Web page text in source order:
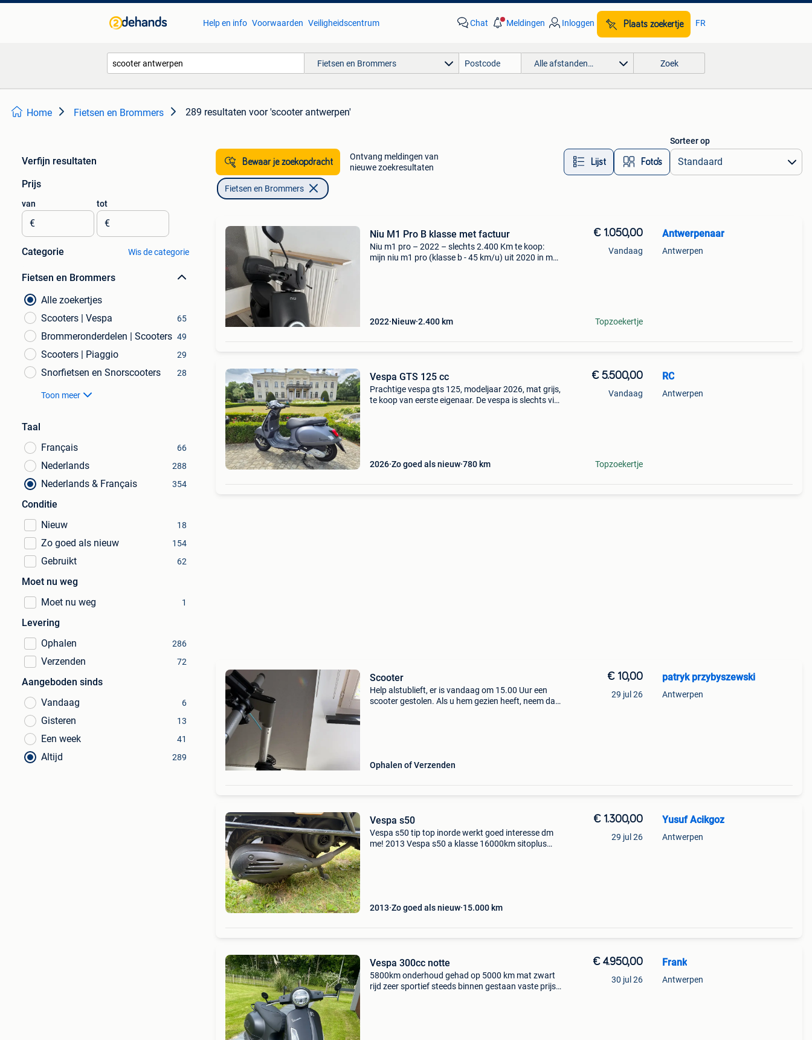
Help en info Voorwaarden Veiligheidscentrum Chat Meldingen Inloggen Plaats zoekertje FR
Fietsen en Brommers Alle afstanden… Zoek
Home Fietsen en Brommers 289 resultaten voor 'scooter antwerpen'
Verfijn resultaten
Prijs
van
€
tot
€
Categorie Wis de categorie
Fietsen en Brommers
Alle zoekertjes
Scooters | Vespa
65
Brommeronderdelen | Scooters 49
Scooters | Piaggio 29
Snorfietsen en Snorscooters 28
Toon meer
Taal
Français
66
Nederlands 288
Nederlands & Français 354
Conditie
Nieuw
18
Zo goed als nieuw 154
Gebruikt 62
Moet nu weg
Moet nu weg
1
Levering
Ophalen
286
Verzenden 72
Aangeboden sinds
Vandaag
6
Gisteren 13
Een week 41
Altijd 289
Bewaar je zoekopdracht
Ontvang meldingen van
nieuwe zoekresultaten
Lijst Foto’s
Sorteer op
Fietsen en Brommers
Niu M1 Pro B klasse met factuur
Niu m1 pro – 2022 – slechts 2.400 Km te koop:
mijn niu m1 pro (klasse b - 45 km/u) uit 2020 in mat
2022 Nieuw 2.400 km
€ 1.050,00
Vandaag
Topzoekertje
Antwerpenaar
Antwerpen
Vespa GTS 125 cc
Prachtige vespa gts 125, modeljaar 2026, mat grijs,
te koop van eerste eigenaar. De vespa is slechts vier
2026 Zo goed als nieuw 780 km
€ 5.500,00
Vandaag
Topzoekertje
RC
Antwerpen
Scooter
Help alstublieft, er is vandaag om 15.00 Uur een
scooter gestolen. Als u hem gezien heeft, neem dan
Ophalen of Verzenden
€ 10,00
29 jul 26
patryk przybyszewski
Antwerpen
Vespa s50
Vespa s50 tip top inorde werkt goed interesse dm
me! 2013 Vespa s50 a klasse 16000km sitoplus
2013 Zo goed als nieuw 15.000 km
€ 1.300,00
29 jul 26
Yusuf Acikgoz
Antwerpen
Vespa 300cc notte
5800km onderhoud gehad op 5000 km mat zwart
rijd zeer sportief steeds binnen gestaan vaste prijs
€ 4.950,00
30 jul 26
Frank
Antwerpen